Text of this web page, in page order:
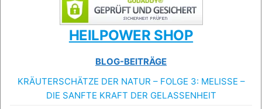
HEILPOWER SHOP
BLOG-BEITRÄGE
KRÄUTERSCHÄTZE DER NATUR – FOLGE 3: MELISSE –
DIE SANFTE KRAFT DER GELASSENHEIT